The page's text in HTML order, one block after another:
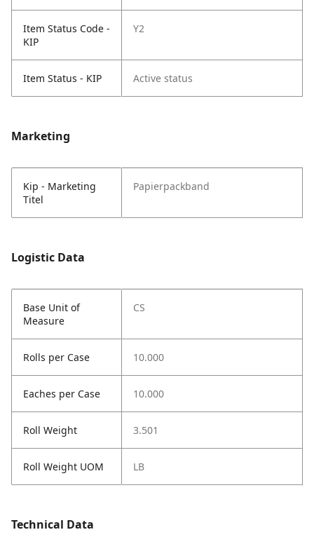
Item Status Code -
KIP
Y2
Item Status - KIP Active status
Marketing
Kip - Marketing
Titel
Papierpackband
Logistic Data
Base Unit of
Measure
CS
Rolls per Case 10.000
Eaches per Case 10.000
Roll Weight 3.501
Roll Weight UOM LB
Technical Data